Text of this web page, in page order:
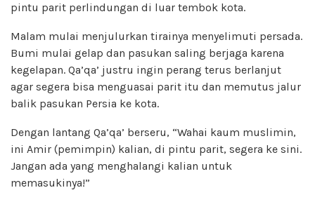
pintu parit perlindungan di luar tembok kota.
Malam mulai menjulurkan tirainya menyelimuti persada.
Bumi mulai gelap dan pasukan saling berjaga karena
kegelapan. Qa’qa’ justru ingin perang terus berlanjut
agar segera bisa menguasai parit itu dan memutus jalur
balik pasukan Persia ke kota.
Dengan lantang Qa’qa’ berseru, “Wahai kaum muslimin,
ini Amir (pemimpin) kalian, di pintu parit, segera ke sini.
Jangan ada yang menghalangi kalian untuk
memasukinya!”